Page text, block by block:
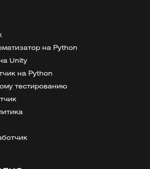
на Python
Unity
на Python
тестированию